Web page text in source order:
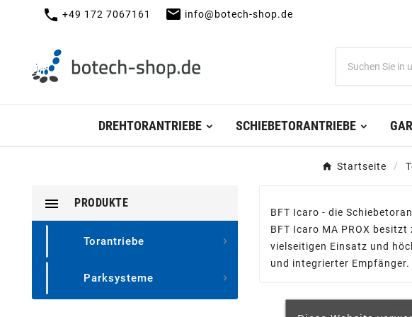
call +49 172 7067161 mail info@botech-shop.de
DREHTORANTRIEBE SCHIEBETORANTRIEBE
Startseite
PRODUKTE

Torantriebe 
Parksysteme 
BFT Icaro - die
BFT Icaro MA PROX
vielseitigen Einsatz und
und integrierter Empfänger.